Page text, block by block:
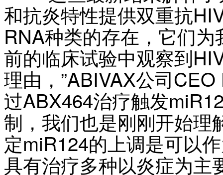
和抗炎特性提供双重抗
RNA种类的存在，它们
前的临床试验中观察到
理由，”ABIVAX公司
过ABX464治疗触发
制，我们也是刚刚开始理
定miR124的上调是可以
具有治疗多种以炎症为主